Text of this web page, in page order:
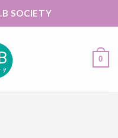
SOCIETY
0